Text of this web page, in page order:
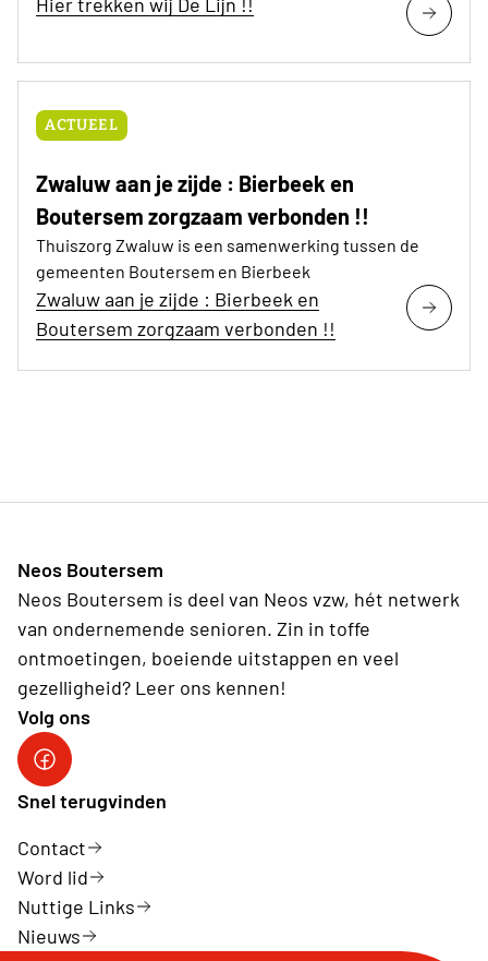
ACTUEEL
Zwaluw aan je zijde : Bierbeek en
Boutersem zorgzaam verbonden !!
Thuiszorg Zwaluw is een samenwerking tussen de
gemeenten Boutersem en Bierbeek
Zwaluw aan je zijde : Bierbeek en
Boutersem zorgzaam verbonden !!
Neos Boutersem
Neos Boutersem is deel van Neos vzw, hét netwerk
van ondernemende senioren. Zin in toffe
ontmoetingen, boeiende uitstappen en veel
gezelligheid? Leer ons kennen!
Volg ons
Fb
Snel terugvinden
Contact
Word lid
Nuttige Links
Nieuws